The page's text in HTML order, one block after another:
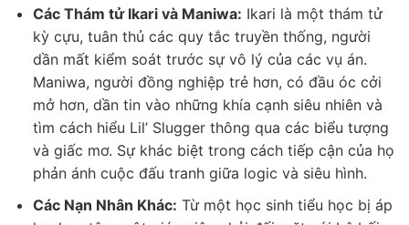
Các Thám tử Ikari và Maniwa: Ikari là một thám tử
kỳ cựu, tuân thủ các quy tắc truyền thống, người
dần mất kiểm soát trước sự vô lý của các vụ án.
Maniwa, người đồng nghiệp trẻ hơn, có đầu óc cởi
mở hơn, dần tin vào những khía cạnh siêu nhiên và
tìm cách hiểu Lil’ Slugger thông qua các biểu tượng
và giấc mơ. Sự khác biệt trong cách tiếp cận của họ
phản ánh cuộc đấu tranh giữa logic và siêu hình.
Các Nạn Nhân Khác: Từ một học sinh tiểu học bị áp